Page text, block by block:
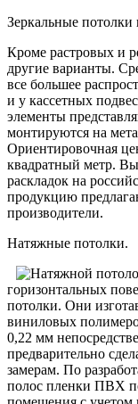
Зеркальные потолки
Кроме растровых и
другие варианты.
все большее
и у кассетных
элементы
монтируются на
Ориентировочная
квадратный метр.
раскладок на
продукцию
производители.
Натяжные потолки.
горизонтальных
потолки. Они
виниловых
0,22 мм
предварительно
замерам. По
полос пленки ПВХ